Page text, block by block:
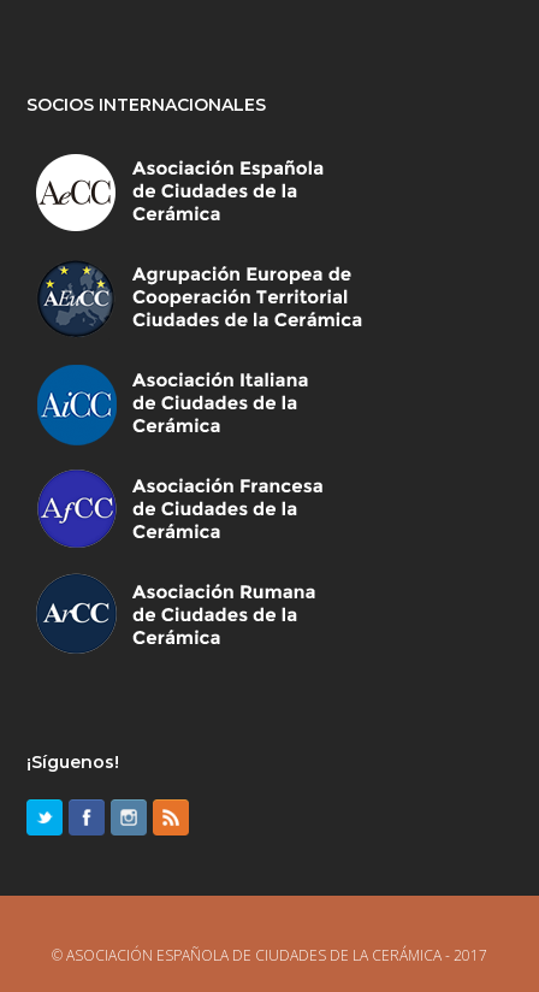
SOCIOS INTERNACIONALES
¡Síguenos!
© ASOCIACIÓN ESPAÑOLA DE CIUDADES DE LA CERÁMICA - 2017